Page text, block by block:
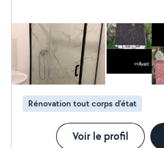
Rénovation tout corps d’état
Voir le profil